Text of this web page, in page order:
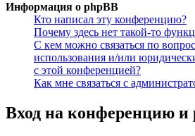
Информация о phpBB
Кто написал эту конференцию?
Почему здесь нет такой-то
С кем можно связаться по
использования и/или
с этой конференцией?
Как мне связаться с
Вход на конференцию и